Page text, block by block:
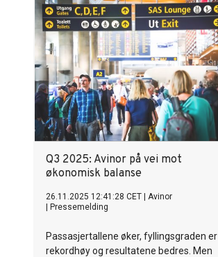
viktige arealer og tilrettelegge for ny
næringsutvikling .
Q3 2025: Avinor på vei mot
økonomisk balanse
26.11.2025 12:41:28 CET
Avinor
Pressemelding
Passasjertallene øker, fyllingsgraden er
rekordhøy og resultatene bedres. Men